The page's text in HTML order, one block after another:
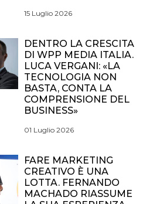
15 Luglio 2026
DENTRO LA CRESCITA
DI WPP MEDIA ITALIA.
LUCA VERGANI: «LA
TECNOLOGIA NON
BASTA, CONTA LA
COMPRENSIONE DEL
BUSINESS»
01 Luglio 2026
FARE MARKETING
CREATIVO È UNA
LOTTA. FERNANDO
MACHADO RIASSUME